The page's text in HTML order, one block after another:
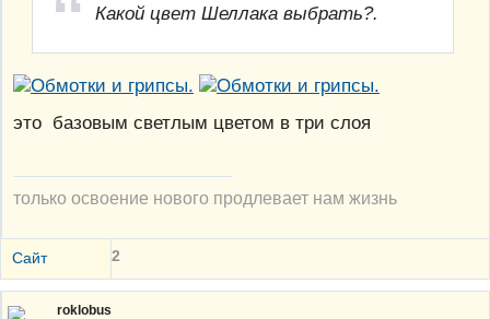
Какой цвет Шеллака выбрать?.
это базовым светлым цветом в три слоя
только освоение нового продлевает нам жизнь
Сайт 2
roklobus